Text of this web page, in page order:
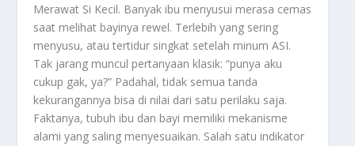
Merawat Si Kecil. Banyak ibu menyusui merasa cemas
saat melihat bayinya rewel. Terlebih yang sering
menyusu, atau tertidur singkat setelah minum ASI.
Tak jarang muncul pertanyaan klasik: “punya aku
cukup gak, ya?” Padahal, tidak semua tanda
kekurangannya bisa di nilai dari satu perilaku saja.
Faktanya, tubuh ibu dan bayi memiliki mekanisme
alami yang saling menyesuaikan. Salah satu indikator